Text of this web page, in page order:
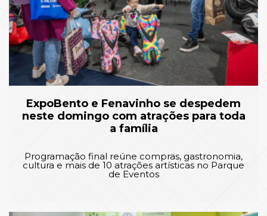
ExpoBento e Fenavinho se despedem
neste domingo com atrações para toda
a família
Programação final reúne compras, gastronomia,
cultura e mais de 10 atrações artísticas no Parque
de Eventos